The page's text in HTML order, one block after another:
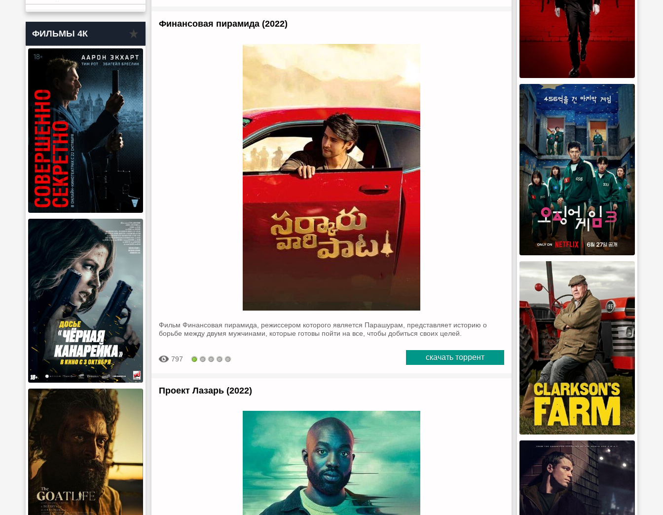
ФИЛЬМЫ 4К
Финансовая пирамида (2022)
Фильм Финансовая пирамида, режиссером которого является Парашурам, представляет историю о
борьбе между двумя мужчинами, которые готовы пойти на все, чтобы добиться своих целей.
797 скачать торрент
Проект Лазарь (2022)